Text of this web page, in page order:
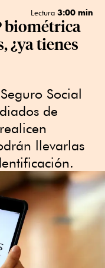
Lectura 3:00 min
biométrica
¿ya tienes
Social
de
llevarlas